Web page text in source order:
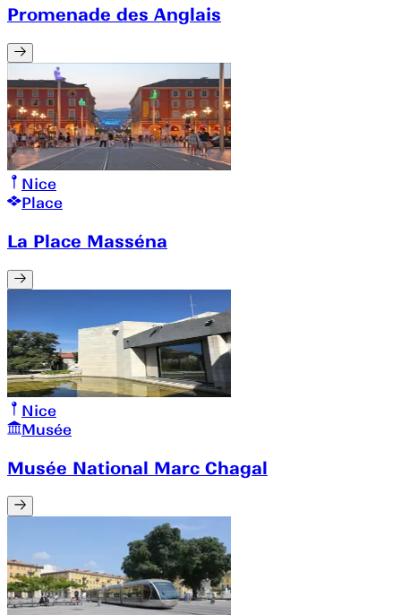
Promenade des Anglais
Nice
Place
La Place Masséna
Nice
Musée
Musée National Marc Chagal